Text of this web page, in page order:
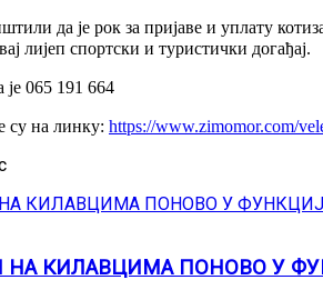
да је рок за пријаве и уплату
лијеп спортски и туристички догађај.
је 065 191 664
су на линку: https://www.zimomor.com/
НА КИЛАВЦИМА ПОНОВО У